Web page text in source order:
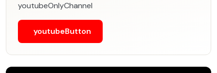
youtubeOnlyChannel
youtubeButton